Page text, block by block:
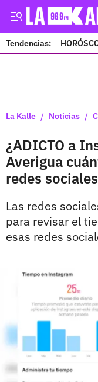
Tendencias:
La Kalle / Noticias /
¿ADICTO a
Averigua
redes sociales
Las redes
para revisar el
esas redes